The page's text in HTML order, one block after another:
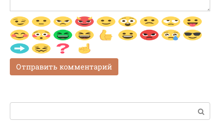
Поиск: